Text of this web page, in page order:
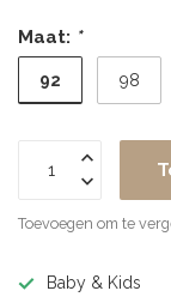
Maat: *
92 98
Toevoegen om te
Baby & Kids